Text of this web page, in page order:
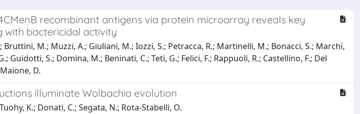
recombinant antigens via protein microarray reveals key
with bactericidal activity
M.; Muzzi, A.; Giuliani, M.; Iozzi, S.; Petracca, R.; Martinelli, M.; Bonacci, S.; Marchi,
Guidotti, S.; Domina, M.; Beninati, C.; Teti, G.; Felici, F.; Rappuoli, R.; Castellino, F.; Del
D.
illuminate Wolbachia evolution
K.; Donati, C.; Segata, N.; Rota-Stabelli, O.